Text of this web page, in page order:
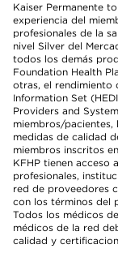
Kaiser Permanente
experiencia del
profesionales de la
nivel Silver del
todos los demás
Foundation Health
otras, el rendimiento
Information Set
Providers and
miembros/pacientes,
medidas de calidad
miembros inscritos
KFHP tienen acceso
profesionales,
red de proveedores
con los términos del
Todos los médicos
médicos de la red
calidad y